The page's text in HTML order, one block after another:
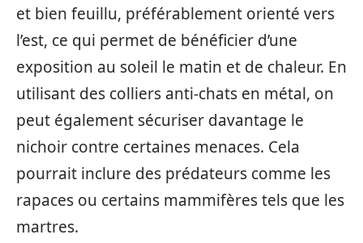
et bien feuillu, préférablement orienté vers
l’est, ce qui permet de bénéficier d’une
exposition au soleil le matin et de chaleur. En
utilisant des colliers anti-chats en métal, on
peut également sécuriser davantage le
nichoir contre certaines menaces. Cela
pourrait inclure des prédateurs comme les
rapaces ou certains mammifères tels que les
martres.